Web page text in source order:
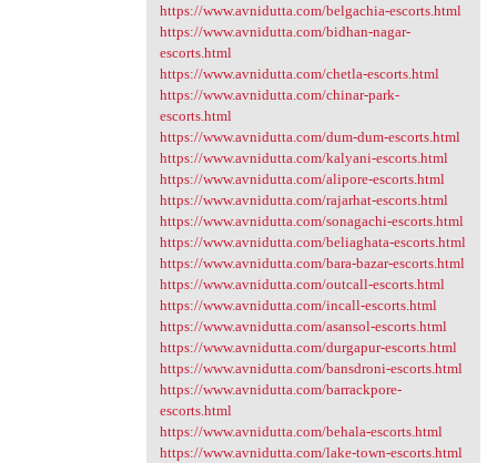
https://www.avnidutta.com/belgachia-escorts.html
https://www.avnidutta.com/bidhan-nagar-
escorts.html
https://www.avnidutta.com/chetla-escorts.html
https://www.avnidutta.com/chinar-park-
escorts.html
https://www.avnidutta.com/dum-dum-escorts.html
https://www.avnidutta.com/kalyani-escorts.html
https://www.avnidutta.com/alipore-escorts.html
https://www.avnidutta.com/rajarhat-escorts.html
https://www.avnidutta.com/sonagachi-escorts.html
https://www.avnidutta.com/beliaghata-escorts.html
https://www.avnidutta.com/bara-bazar-escorts.html
https://www.avnidutta.com/outcall-escorts.html
https://www.avnidutta.com/incall-escorts.html
https://www.avnidutta.com/asansol-escorts.html
https://www.avnidutta.com/durgapur-escorts.html
https://www.avnidutta.com/bansdroni-escorts.html
https://www.avnidutta.com/barrackpore-
escorts.html
https://www.avnidutta.com/behala-escorts.html
https://www.avnidutta.com/lake-town-escorts.html